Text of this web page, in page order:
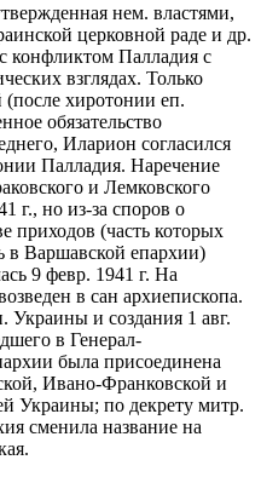
нем. властями,
церковной раде и др.
конфликтом Палладия с
взглядах. Только
хиротонии еп.
обязательство
Иларион согласился
Палладия. Наречение
и Лемковского
г., но из-за споров о
приходов (часть которых
в Варшавской епархии)
9 февр. 1941 г. На
в сан архиепископа.
Украины и создания 1 авг.
в Генерал-
была присоединена
Ивано-Франковской и
Украины; по декрету митр.
сменила название на